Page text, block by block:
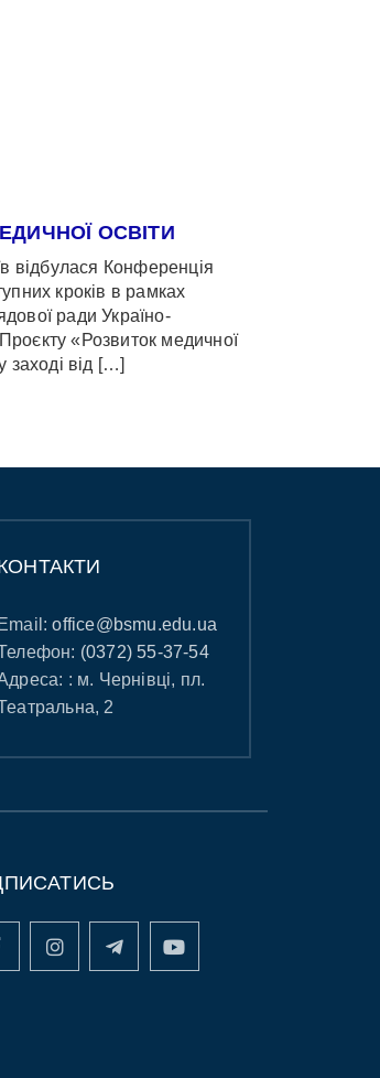
ОСВІТИ
відбулася Конференція
кроків в рамках
ради Україно-
«Розвиток медичної
заході від […]
Email:office@bsmu.edu.ua
(0372) 55-37-54
: м. Чернівці, пл.
2